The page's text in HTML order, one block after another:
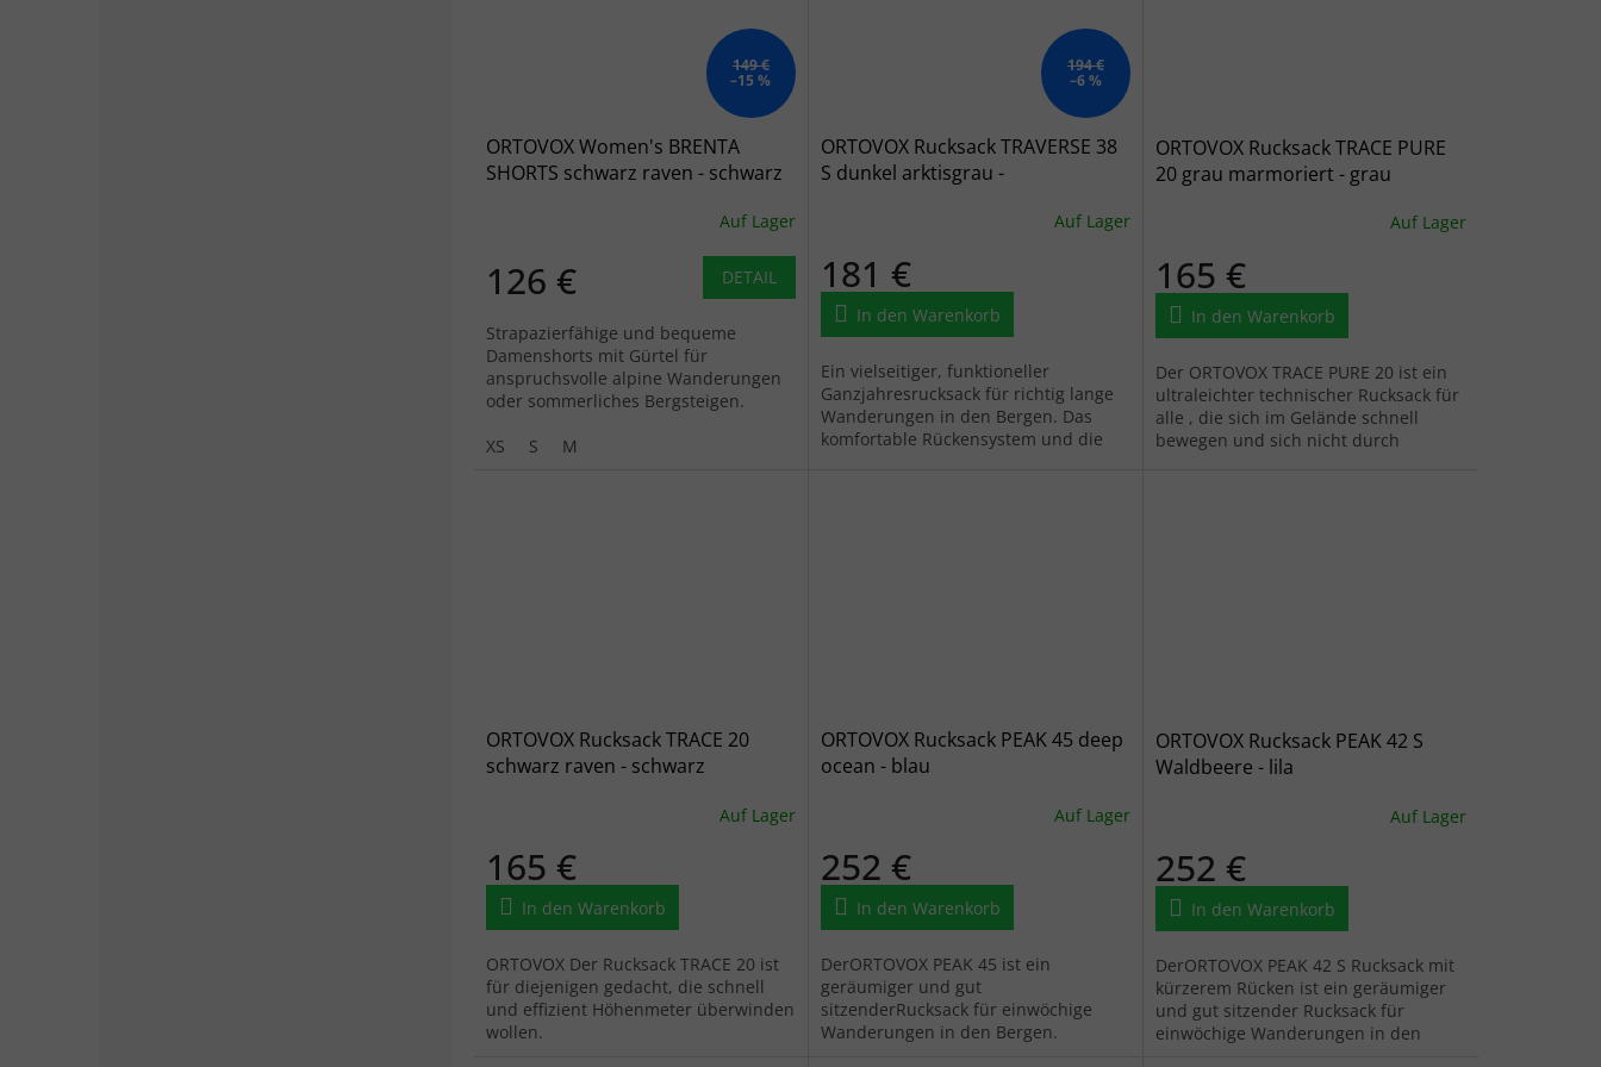
149 €
–15 %
ORTOVOX Women's BRENTA
SHORTS schwarz raven - schwarz
Auf Lager
126 € DETAIL
Strapazierfähige und bequeme
Damenshorts mit Gürtel für
anspruchsvolle alpine Wanderungen
oder sommerliches Bergsteigen.
XS
S M
194 €
–6 %
ORTOVOX Rucksack TRAVERSE 38
S dunkel arktisgrau -
Auf Lager
181 €
In den Warenkorb
Ein vielseitiger, funktioneller
Ganzjahresrucksack für richtig lange
Wanderungen in den Bergen. Das
komfortable Rückensystem und die
ORTOVOX Rucksack TRACE PURE
20 grau marmoriert - grau
Auf Lager
165 €
In den Warenkorb
Der ORTOVOX TRACE PURE 20 ist ein
ultraleichter technischer Rucksack für
alle , die sich im Gelände schnell
bewegen und sich nicht durch
ORTOVOX Rucksack TRACE 20
schwarz raven - schwarz
Auf Lager
165 €
In den Warenkorb
ORTOVOX Der Rucksack TRACE 20 ist
für diejenigen gedacht, die schnell
und effizient Höhenmeter überwinden
wollen.
ORTOVOX Rucksack PEAK 45 deep
ocean - blau
Auf Lager
252 €
In den Warenkorb
DerORTOVOX PEAK 45 ist ein
geräumiger und gut
sitzenderRucksack für einwöchige
Wanderungen in den Bergen.
ORTOVOX Rucksack PEAK 42 S
Waldbeere - lila
Auf Lager
252 €
In den Warenkorb
DerORTOVOX PEAK 42 S Rucksack mit
kürzerem Rücken ist ein geräumiger
und gut sitzender Rucksack für
einwöchige Wanderungen in den